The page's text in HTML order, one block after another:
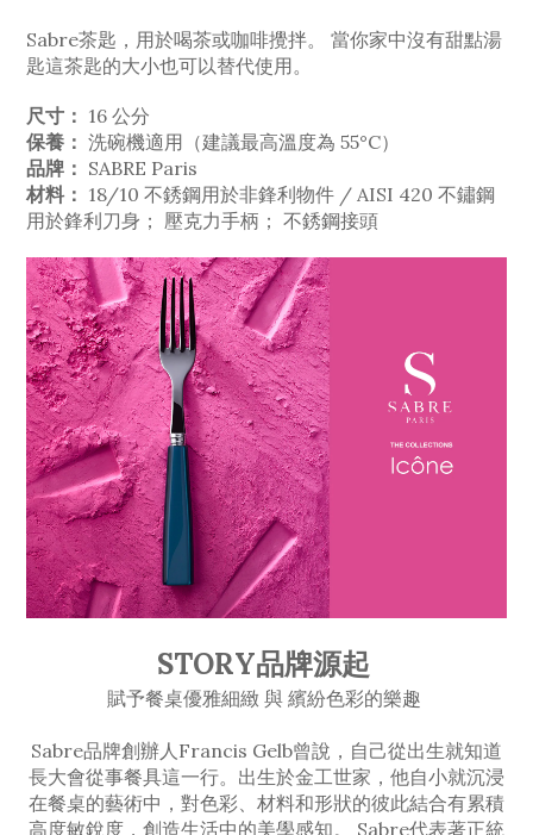
Sabre茶匙，用於喝茶或咖啡攪拌。 當你家中沒有甜點湯
匙這茶匙的大小也可以替代使用。
尺寸： 16 公分
保養： 洗碗機適用（建議最高溫度為 55°C）
品牌： SABRE Paris
材料： 18/10 不銹鋼用於非鋒利物件 / AISI 420 不鏽鋼
用於鋒利刀身； 壓克力手柄； 不銹鋼接頭
STORY品牌源起
賦予餐桌優雅細緻 與 繽紛色彩的樂趣
Sabre品牌創辦人Francis Gelb曾說，自己從出生就知道
長大會從事餐具這一行。出生於金工世家，他自小就沉浸
在餐桌的藝術中，對色彩、材料和形狀的彼此結合有累積
高度敏銳度，創造生活中的美學感知。 Sabre代表著正統